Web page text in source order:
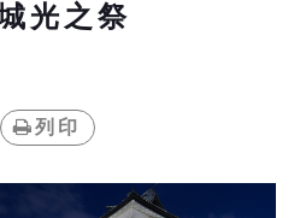
光之祭
列印